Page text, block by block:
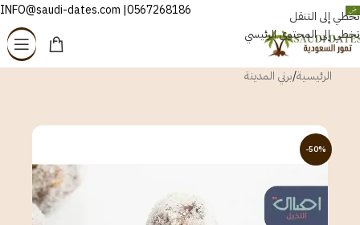
تخطي إلى التنقل
تخطي إلى المحتوى الرئيسي
العربية 0567268186| INFO@saudi-dates.com
الرئيسية/برني المدينة
-50%